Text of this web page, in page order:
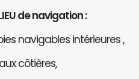
de navigation :
navigables intérieures ,
côtières,